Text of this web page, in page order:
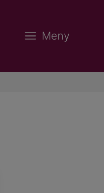
Meny